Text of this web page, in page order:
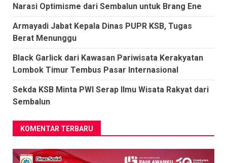
Narasi Optimisme dari Sembalun untuk Brang Ene
Armayadi Jabat Kepala Dinas PUPR KSB, Tugas
Berat Menunggu
Black Garlick dari Kawasan Pariwisata Kerakyatan
Lombok Timur Tembus Pasar Internasional
Sekda KSB Minta PWI Serap Ilmu Wisata Rakyat dari
Sembalun
KOMENTAR TERBARU